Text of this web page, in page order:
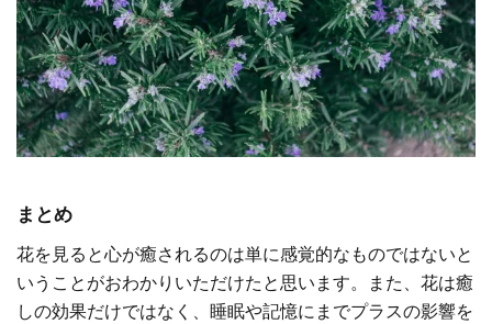
まとめ
花を見ると心が癒されるのは単に感覚的なものではないと
いうことがおわかりいただけたと思います。また、花は癒
しの効果だけではなく、睡眠や記憶にまでプラスの影響を